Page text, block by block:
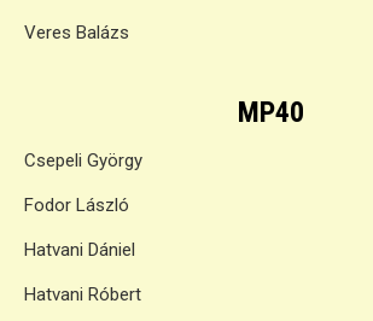
Veres Balázs
MP40
Csepeli György
Fodor László
Hatvani Dániel
Hatvani Róbert